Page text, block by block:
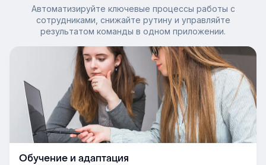
Автоматизируйте ключевые процессы работы с
сотрудниками, снижайте рутину и управляйте
результатом команды в одном приложении.
Обучение и адаптация